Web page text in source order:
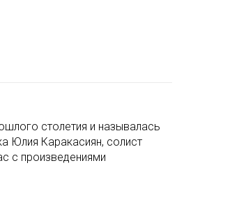
столетия и называлась
Юлия Каракасиян, солист
с произведениями